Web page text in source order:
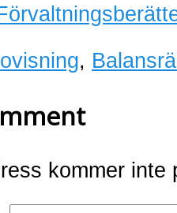
,
kommer inte